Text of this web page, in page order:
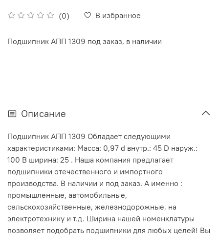
(0) В избранное
Подшипник АПП 1309 под заказ, в наличии
Описание
Подшипник АПП 1309 Обладает следующими
характеристиками: Масса: 0,97 d внутр.: 45 D наруж.:
100 В ширина: 25 . Наша компания предлагает
подшипники отечественного и импортного
производства. В наличии и под заказ. А именно :
промышленные, автомобильные,
сельскохозяйственные, железнодорожные, на
электротехнику и т.д. Ширина нашей номенклатуры
позволяет подобрать подшипники для любых целей! Вы